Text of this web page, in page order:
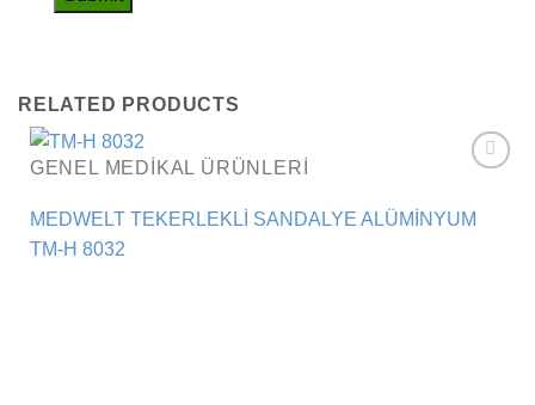
RELATED PRODUCTS
GENEL MEDIKAL ÜRÜNLERI
MEDWELT TEKERLEKLİ SANDALYE ALÜMİNYUM
TM-H 8032